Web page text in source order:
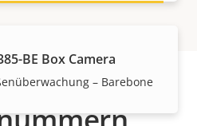
BE Box Camera
– Barebone